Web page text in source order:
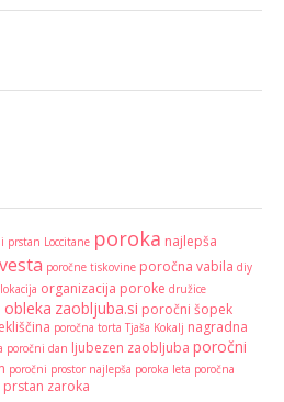
prstan Loccitane poroka najlepša
poročne tiskovine poročna vabila diy
organizacija poroke družice
zaobljuba.si poročni šopek
poročna torta Tjaša Kokalj nagradna
poročni dan ljubezen zaobljuba poročni
poročni prostor najlepša poroka leta poročna
zaroka